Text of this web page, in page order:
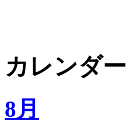
カレンダー
8月